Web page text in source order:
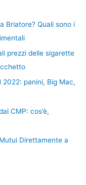
Briatore? Quali sono i
prezzi delle sigarette
2022: panini, Big Mac,
CMP: cos’è,
Direttamente a